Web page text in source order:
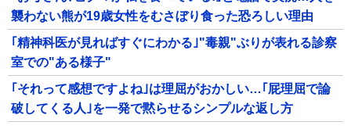
襲わない熊が19歳女性をむさぼり食った恐ろしい理由
｢精神科医が見ればすぐにわかる｣"毒親"ぶりが表れる診察
室での"ある様子"
｢それって感想ですよね｣は理屈がおかしい…｢屁理屈で論
破してくる人｣を一発で黙らせるシンプルな返し方